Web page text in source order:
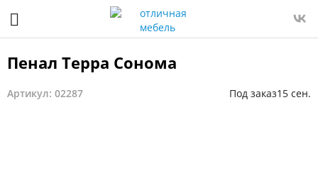
Пенал Терра Сонома
Артикул: 02287 Под заказ15 сен.